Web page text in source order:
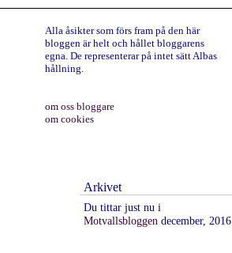
Alla åsikter som förs fram på den här
bloggen är helt och hållet bloggarens
egna. De representerar på intet sätt Albas
hållning.
om oss bloggare
om cookies
Arkivet
Du tittar just nu i
Motvallsbloggen december, 2016.